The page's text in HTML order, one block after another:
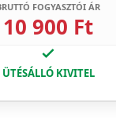
FOGYASZTÓI ÁR
10 900 Ft
ÜTÉSÁLLÓ KIVITEL